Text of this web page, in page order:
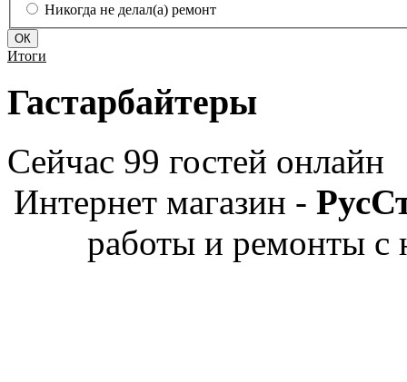
Никогда не делал(а) ремонт
Итоги
Гастарбайтеры
Сейчас 99 гостей онлайн
Интернет магазин -
работы и ремонты с